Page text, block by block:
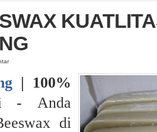
| 100%
- Anda
di